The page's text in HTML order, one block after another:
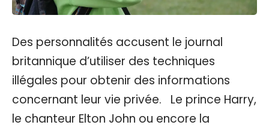
Des personnalités accusent le journal
britannique d’utiliser des techniques
illégales pour obtenir des informations
concernant leur vie privée. Le prince Harry,
le chanteur Elton John ou encore la